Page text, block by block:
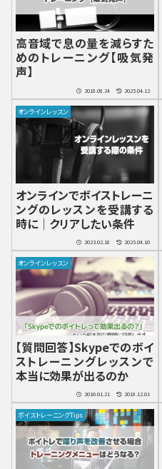
高音域で息の量を減らすた
めのトレーニング【吸気発
声】
2018.08.24 2025.04.12
オンラインレッスン
オンラインでボイストレーニ
ングのレッスンを受講する
時に｜クリアしたい条件
2023.02.18 2025.04.10
オンラインレッスン
【質問回答】Skypeでのボイ
ストレーニングレッスンで
本当に効果が出るのか
2016.01.21 2018.12.01
ボイストレーニングTips